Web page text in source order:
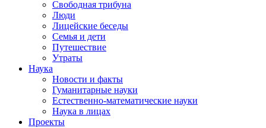
Свободная трибуна
Люди
Лицейские беседы
Семья и дети
Путешествие
Утраты
Наука
Новости и факты
Гуманитарные науки
Естественно-математические науки
Наука в лицах
Проекты